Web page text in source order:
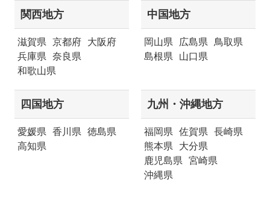
関西地方
滋賀県 京都府
大阪府
兵庫県
奈良県
和歌山県
中国地方
岡山県 広島県
鳥取県
島根県
山口県
四国地方
愛媛県 香川県
徳島県
高知県
九州・沖縄地方
福岡県 佐賀県
長崎県
熊本県
大分県
鹿児島県
宮崎県
沖縄県